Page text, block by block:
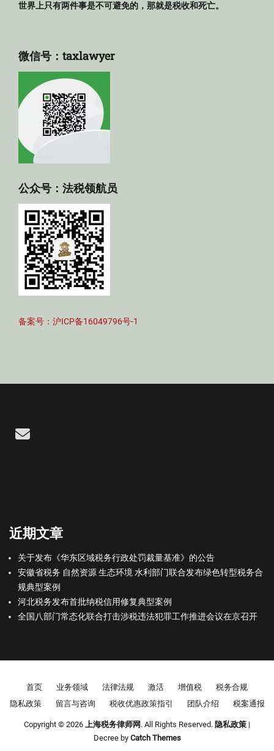
世界上只有两件事是不可避免的，那就是税收和死亡。
微信号：taxlawyer
公众号：法税领航员
备案号：沪ICP备16049796号-1
Email
近期文章
关于发布《华东区域税务行政处罚裁量基准》的公告
安徽省税务 自然资源 生态环境 水利部门联合发布绿色转型税务合
规典型案例
河北税务发布首批纳税信用修复典型案例
全国八部门常态化联合打击涉税违法犯罪工作推进会议在京召开
Footer menu
首页 业务领域 法律法规 激活 增值税
税务合规
隐私政策
留言与咨询 税收优惠政策指引 团队介绍 税案通报
Copyright © 2026 上海税务律师网 . All Rights Reserved. 隐私政策 |
Decree by Catch Themes